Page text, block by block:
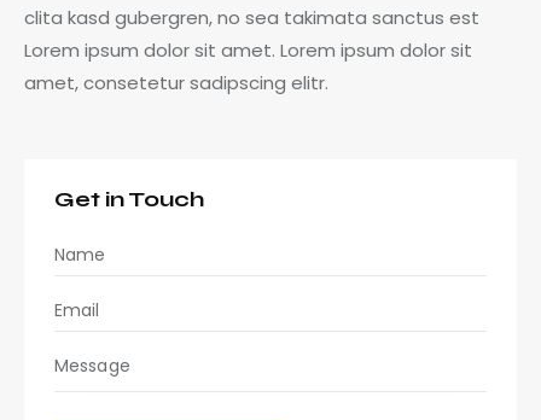
clita kasd gubergren, no sea takimata sanctus est
Lorem ipsum dolor sit amet. Lorem ipsum dolor sit
amet, consetetur sadipscing elitr.
Get in Touch